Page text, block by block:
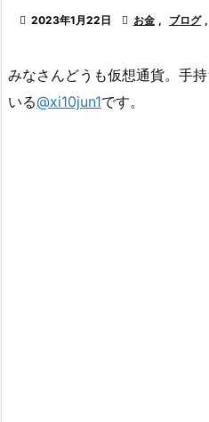
 2023年1月22日  お金 , ブログ ,
みなさんどうも仮想通貨。手
いる@xi10jun1です。